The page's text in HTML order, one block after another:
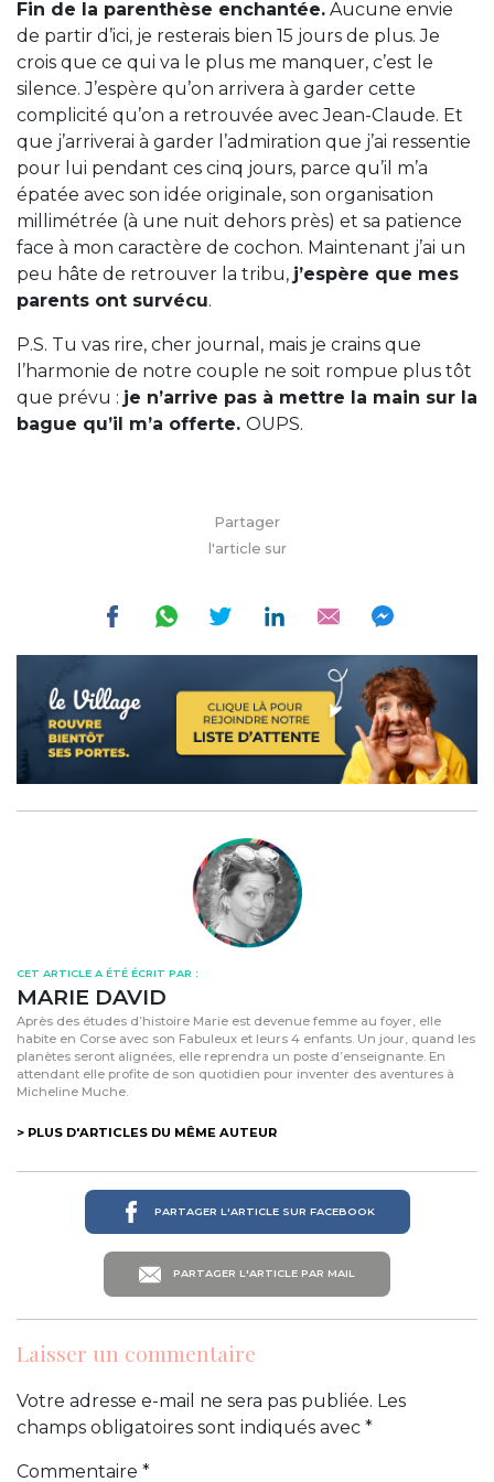
Fin de la parenthèse enchantée. Aucune envie
de partir d’ici, je resterais bien 15 jours de plus. Je
crois que ce qui va le plus me manquer, c’est le
silence. J’espère qu’on arrivera à garder cette
complicité qu’on a retrouvée avec Jean-Claude. Et
que j’arriverai à garder l’admiration que j’ai ressentie
pour lui pendant ces cinq jours, parce qu’il m’a
épatée avec son idée originale, son organisation
millimétrée (à une nuit dehors près) et sa patience
face à mon caractère de cochon. Maintenant j’ai un
peu hâte de retrouver la tribu, j’espère que mes
parents ont survécu.
P.S. Tu vas rire, cher journal, mais je crains que
l’harmonie de notre couple ne soit rompue plus tôt
que prévu : je n’arrive pas à mettre la main sur la
bague qu’il m’a offerte. OUPS.
Partager
l'article sur
CET ARTICLE A ÉTÉ ÉCRIT PAR :
MARIE DAVID
Après des études d’histoire Marie est devenue femme au foyer, elle
habite en Corse avec son Fabuleux et leurs 4 enfants. Un jour, quand les
planètes seront alignées, elle reprendra un poste d’enseignante. En
attendant elle profite de son quotidien pour inventer des aventures à
Micheline Muche.
> PLUS D'ARTICLES DU MÊME AUTEUR
PARTAGER L'ARTICLE SUR FACEBOOK
PARTAGER L'ARTICLE PAR MAIL
Laisser un commentaire
Votre adresse e-mail ne sera pas publiée. Les
champs obligatoires sont indiqués avec *
Commentaire *